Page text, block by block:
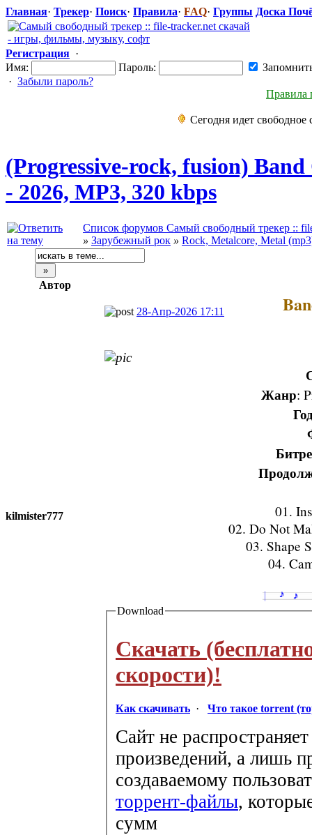
Главная· Трекер· Поиск· Правила· FAQ· Группы Доска
Регистрация ·
Имя:
Пароль:
· Забыли пароль?
Правила
Сегодня идет свободное
(Progressive-​rock, fusion)
- 2026, MP3, 320 kbps
Список форумов Самый свободный трекер ::
» Зарубежный рок » Rock, Metalcore, Metal
Автор
kilmister777
28-Апр-2026 17:11
Жанр:
01.
02. Do Not
03. Shape
04.
Download
Скачать
скорости)!
Как скачивать · Что такое torrent
Сайт не
произведений, а лишь
создаваемому
торрент-файлы,
сумм